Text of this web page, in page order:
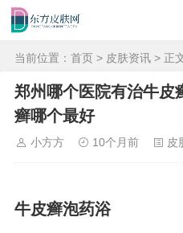
当前位置： 首页 > 皮肤资讯 > 正
郑州哪个医院有治牛皮
癣哪个最好
小方方 10个月前 皮
牛皮癣泡药浴